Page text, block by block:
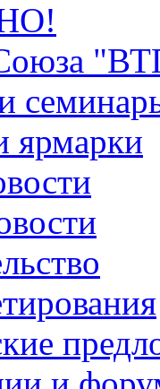
ярмарки